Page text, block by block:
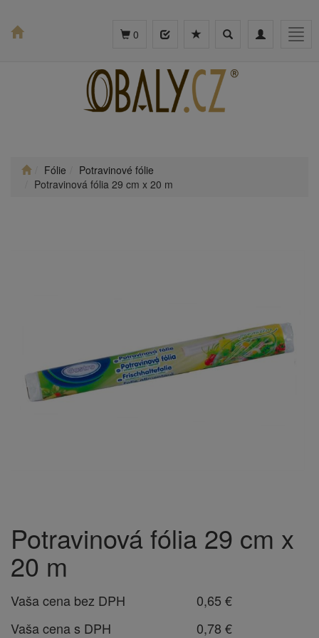
Toggle
Toggle
0
Fólie
Potravinové fólie
Potravinová fólia 29 cm x 20 m
Potravinová fólia 29 cm x
20 m
Vaša cena bez DPH
0,65 €
Vaša cena s DPH
0,78 €